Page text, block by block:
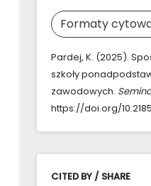
Formaty
Pardej, K. (2025).
szkoły
zawodowych.
https://doi.org/
CITED BY / SHARE